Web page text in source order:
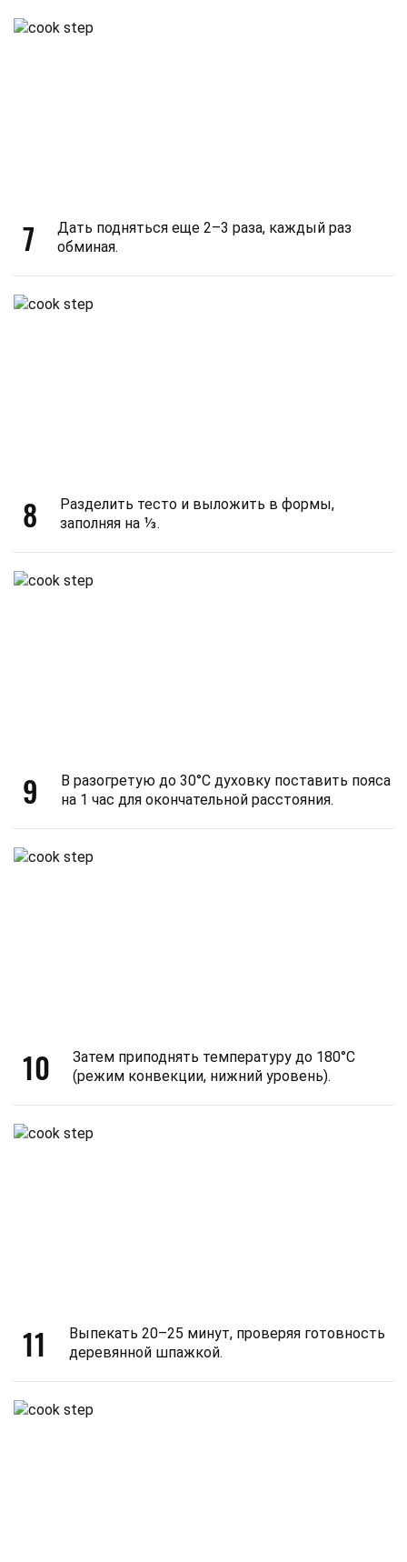
7
Дать подняться еще 2–3 раза, каждый раз
обминая.
8
Разделить тесто и выложить в формы,
заполняя на ⅓.
9
В разогретую до 30°C духовку поставить пояса
на 1 час для окончательной расстояния.
10
Затем приподнять температуру до 180°C
(режим конвекции, нижний уровень).
11
Выпекать 20–25 минут, проверяя готовность
деревянной шпажкой.